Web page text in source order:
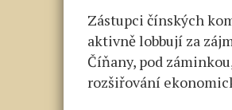
Zástupci čínských
aktivně lobbují za
Číňany, pod
rozšiřování